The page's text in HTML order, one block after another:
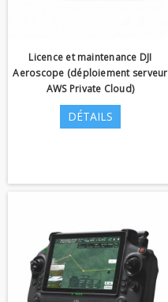
Licence et maintenance DJI
Aeroscope (déploiement serveur
AWS Private Cloud)
DÉTAILS